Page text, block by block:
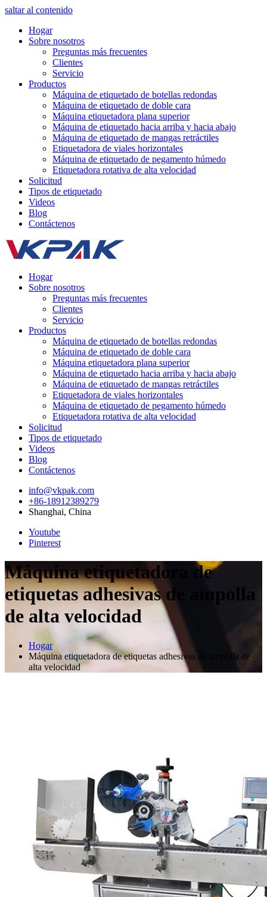
saltar al contenido
Hogar
Sobre nosotros
Preguntas más frecuentes
Clientes
Servicio
Productos
Máquina de etiquetado de botellas redondas
Máquina de etiquetado de doble cara
Máquina etiquetadora plana superior
Máquina de etiquetado hacia arriba y hacia abajo
Máquina de etiquetado de mangas retráctiles
Etiquetadora de viales horizontales
Máquina de etiquetado de pegamento húmedo
Etiquetadora rotativa de alta velocidad
Solicitud
Tipos de etiquetado
Videos
Blog
Contáctenos
Hogar
Sobre nosotros
Preguntas más frecuentes
Clientes
Servicio
Productos
Máquina de etiquetado de botellas redondas
Máquina de etiquetado de doble cara
Máquina etiquetadora plana superior
Máquina de etiquetado hacia arriba y hacia abajo
Máquina de etiquetado de mangas retráctiles
Etiquetadora de viales horizontales
Máquina de etiquetado de pegamento húmedo
Etiquetadora rotativa de alta velocidad
Solicitud
Tipos de etiquetado
Videos
Blog
Contáctenos
info@vkpak.com
+86-18912389279
Shanghai, China
Youtube
Pinterest
Máquina etiquetadora de
etiquetas adhesivas de ampolla
de alta velocidad
Hogar
Máquina etiquetadora de etiquetas adhesivas de ampolla de
alta velocidad